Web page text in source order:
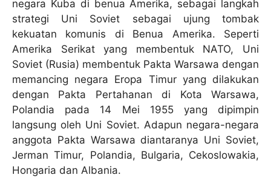
negara Kuba di benua Amerika, sebagai langkah
strategi Uni Soviet sebagai ujung tombak
kekuatan komunis di Benua Amerika. Seperti
Amerika Serikat yang membentuk NATO, Uni
Soviet (Rusia) membentuk Pakta Warsawa dengan
memancing negara Eropa Timur yang dilakukan
dengan Pakta Pertahanan di Kota Warsawa,
Polandia pada 14 Mei 1955 yang dipimpin
langsung oleh Uni Soviet. Adapun negara-negara
anggota Pakta Warsawa diantaranya Uni Soviet,
Jerman Timur, Polandia, Bulgaria, Cekoslowakia,
Hongaria dan Albania.